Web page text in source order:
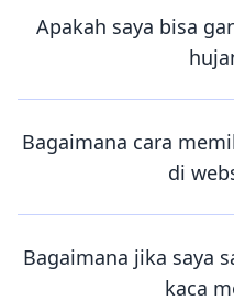
Apakah saya bisa
Bagaimana cara
di
Bagaimana jika saya
kaca